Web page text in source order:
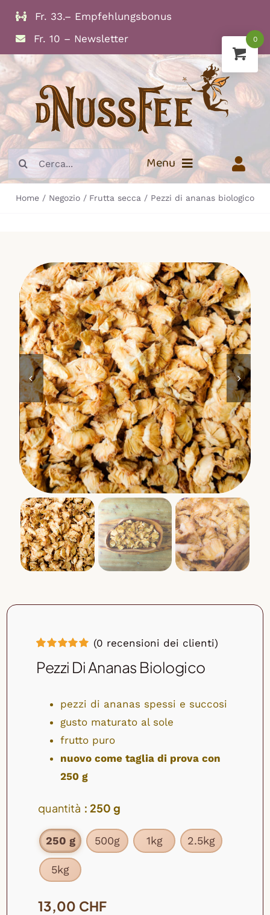
Skip
content
Fr. 33.– Empfehlungsbonus
Fr. 10 – Newsletter
Search
for:
Menu
Info
Miscele di frutta e noci
Muesli
Tè
Non cibo
Home Negozio Frutta secca Pezzi di ananas biologico
5.00su 5 su
(0 recensioni dei clienti)
Pezzi Di Ananas Biologico
pezzi di ananas spessi e succosi
gusto maturato al sole
frutto puro
nuovo come taglia di prova con
250 g
quantità : 250 g
250 g 500g 1kg 2.5kg
5kg
13,00 CHF
0